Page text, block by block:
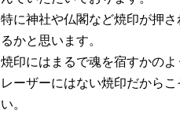
特に神社や仏閣など焼印が押
るかと思います。
焼印にはまるで魂を宿すかの
レーザーにはない焼印だから
い。